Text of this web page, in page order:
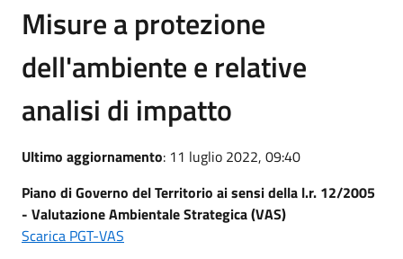
Misure a protezione
dell'ambiente e relative
analisi di impatto
Ultimo aggiornamento: 11 luglio 2022, 09:40
Piano di Governo del Territorio ai sensi della l.r. 12/2005
- Valutazione Ambientale Strategica (VAS)
Scarica PGT-VAS